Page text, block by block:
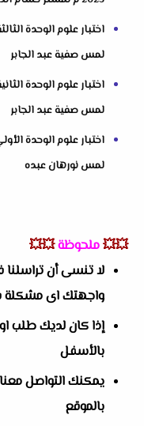
لمس صفية عبد الجابر
لمس صفية عبد الجابر
لمس نورهان عبده
💥💥ملحوظة💥💥
لا تنسى أن
واجهتك اى مشكلة
إذا كان لديك طلب
بالأسفل
يمكنك التواصل
بالموقع